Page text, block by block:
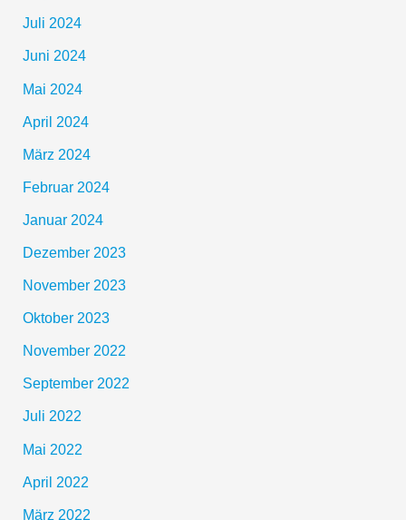
Juli 2024
Juni 2024
Mai 2024
April 2024
März 2024
Februar 2024
Januar 2024
Dezember 2023
November 2023
Oktober 2023
November 2022
September 2022
Juli 2022
Mai 2022
April 2022
März 2022